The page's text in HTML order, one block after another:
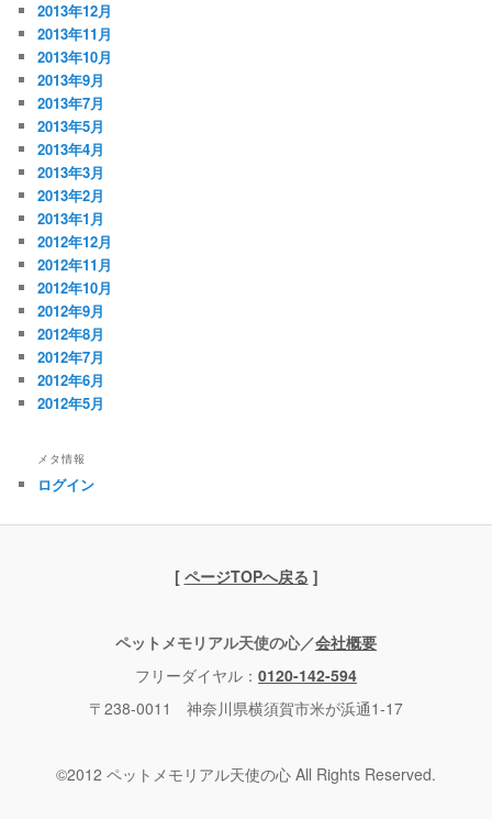
2013年12月
2013年11月
2013年10月
2013年9月
2013年7月
2013年5月
2013年4月
2013年3月
2013年2月
2013年1月
2012年12月
2012年11月
2012年10月
2012年9月
2012年8月
2012年7月
2012年6月
2012年5月
メタ情報
ログイン
[ ページTOPへ戻る ]
ペットメモリアル天使の心／会社概要
フリーダイヤル： 0120-142-594
〒238-0011 神奈川県横須賀市米が浜通1-17
©2012 ペットメモリアル天使の心 All Rights Reserved.